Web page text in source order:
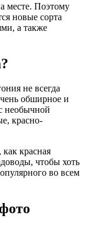
месте. Поэтому
новые сорта
а также
не всегда
обширное и
необычной
красно-
красная
чтобы хоть
во всем